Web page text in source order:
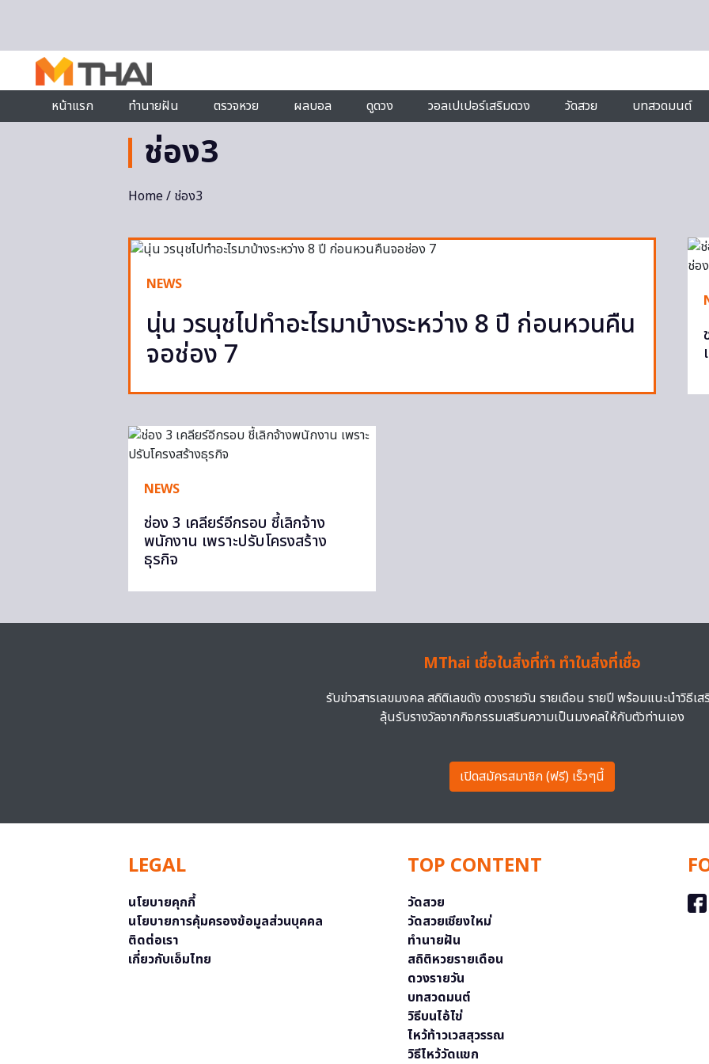
หน้าแรก
ทำนายฝัน ตรวจหวย ผลบอล ดูดวง วอลเปเปอร์เสริมดวง วัดสวย บทสวดมนต์
ช่อง3
Home/ ช่อง3
NEWS
นุ่น วรนุชไปทำอะไรมาบ้างระหว่าง 8 ปี ก่อนหวนคืน
จอช่อง 7
NEWS
ช่อง 3 เคลียร์อีกรอบ ชี้เลิกจ้าง
พนักงาน เพราะปรับโครงสร้าง
ธุรกิจ
MThai เชื่อในสิ่งที่ทำ ทำในสิ่งที่เชื่อ
รับข่าวสารเลขมงคล สถิติเลขดัง ดวงรายวัน รายเดือน รายปี พร้อมแนะนำวิธีเส
ลุ้นรับรางวัลจากกิจกรรมเสริมความเป็นมงคลให้กับตัวท่านเอง
เปิดสมัครสมาชิก (ฟรี) เร็วๆนี้
LEGAL
นโยบายคุกกี้
นโยบายการคุ้มครองข้อมูลส่วนบุคคล
ติดต่อเรา
เกี่ยวกับเอ็มไทย
TOP CONTENT
วัดสวย
วัดสวยเชียงใหม่
ทำนายฝัน
สถิติหวยรายเดือน
ดวงรายวัน
บทสวดมนต์
วิธีบนไอ้ไข่
ไหว้ท้าวเวสสุวรรณ
วิธีไหว้วัดแขก